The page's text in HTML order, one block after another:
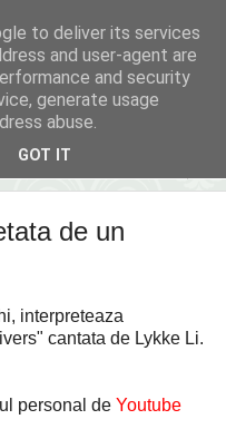
de un
interpreteaza
cantata de Lykke Li.
personal de Youtube
to deliver its services
and user-agent are
and security
generate usage
abuse.
GOT IT